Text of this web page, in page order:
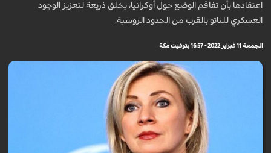
اعتقادها بأن تفاقم الوضع حول أوكرانيا، يخلق ذريعة لتعزيز الوجود
العسكري للناتو بالقرب من الحدود الروسية.
الجمعة 11 فبراير 2022 - 16:57 بتوقيت مكة